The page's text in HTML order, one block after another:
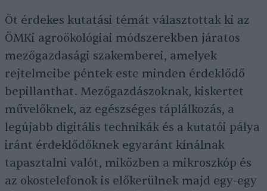
Öt érdekes kutatási témát választottak ki az
ÖMKi agroökológiai módszerekben járatos
mezőgazdasági szakemberei, amelyek
rejtelmeibe péntek este minden érdeklődő
bepillanthat. Mezőgazdászoknak, kiskertet
művelőknek, az egészséges táplálkozás, a
legújabb digitális technikák és a kutatói pálya
iránt érdeklődőknek egyaránt kínálnak
tapasztalni valót, miközben a mikroszkóp és
az okostelefonok is előkerülnek majd egy-egy